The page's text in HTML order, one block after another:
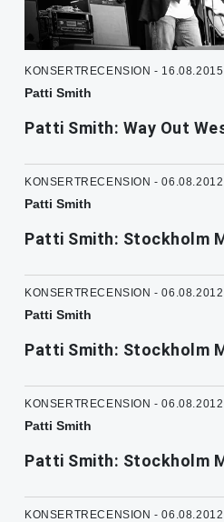
KONSERTRECENSION - 16.08.2015
Patti Smith
Patti Smith: Way Out
KONSERTRECENSION - 06.08.2012
Patti Smith
Patti Smith: Stockholm
KONSERTRECENSION - 06.08.2012
Patti Smith
Patti Smith: Stockholm
KONSERTRECENSION - 06.08.2012
Patti Smith
Patti Smith: Stockholm
KONSERTRECENSION - 06.08.2012